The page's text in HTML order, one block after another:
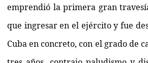
emprendió la primera gran
que ingresar en el ejército y fue
Cuba en concreto, con el grado de